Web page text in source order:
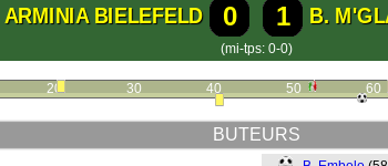
ARMINIA BIELEFELD 0 1 B.
(mi-tps: 0-0)
20 30 40 50 60
BUTEURS